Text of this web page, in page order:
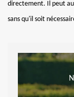
directement. Il peut
sans qu'il soit